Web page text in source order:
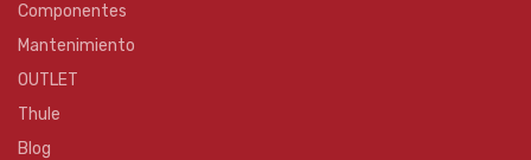
Componentes
Mantenimiento
OUTLET
Thule
Blog